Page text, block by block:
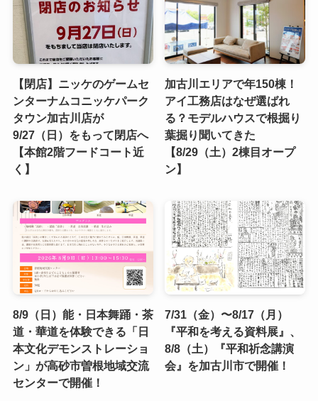
【閉店】ニッケのゲームセ
ンターナムコニッケパーク
タウン加古川店が
9/27（日）をもって閉店へ
【本館2階フードコート近
く】
加古川エリアで年150棟！
アイ工務店はなぜ選ばれ
る？モデルハウスで根掘り
葉掘り聞いてきた
【8/29（土）2棟目オープ
ン】
8/9（日）能・日本舞踊・茶
道・華道を体験できる「日
本文化デモンストレーショ
ン」が高砂市曽根地域交流
センターで開催！
7/31（金）〜8/17（月）
『平和を考える資料展』、
8/8（土）『平和祈念講演
会』を加古川市で開催！